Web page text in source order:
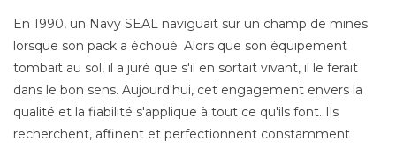
En 1990, un Navy SEAL naviguait sur un champ de mines
lorsque son pack a échoué. Alors que son équipement
tombait au sol, il a juré que s'il en sortait vivant, il le ferait
dans le bon sens. Aujourd'hui, cet engagement envers la
qualité et la fiabilité s'applique à tout ce qu'ils font. Ils
recherchent, affinent et perfectionnent constamment